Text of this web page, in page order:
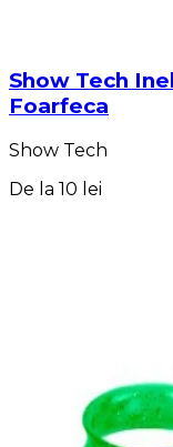
Show Tech
Foarfeca
Show Tech
De la 10 lei